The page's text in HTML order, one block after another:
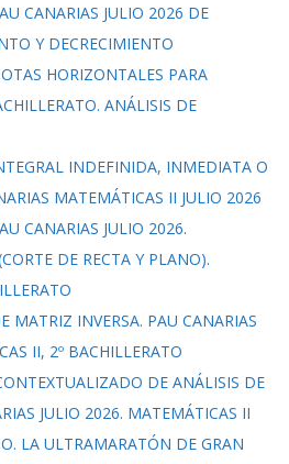
CANARIAS JULIO 2026 DE
Y DECRECIMIENTO
HORIZONTALES PARA
ANÁLISIS DE
INDEFINIDA, INMEDIATA O
MATEMÁTICAS II JULIO 2026
CANARIAS JULIO 2026.
DE RECTA Y PLANO).
MATRIZ INVERSA. PAU CANARIAS
II, 2º BACHILLERATO
DE ANÁLISIS DE
JULIO 2026. MATEMÁTICAS II
LA ULTRAMARATÓN DE GRAN